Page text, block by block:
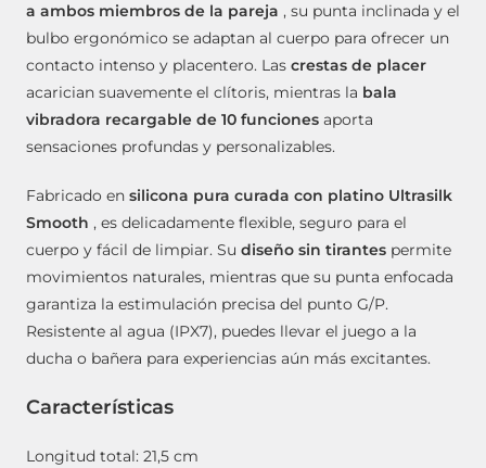
a ambos miembros de la pareja , su punta inclinada y el
bulbo ergonómico se adaptan al cuerpo para ofrecer un
contacto intenso y placentero. Las crestas de placer
acarician suavemente el clítoris, mientras la bala
vibradora recargable de 10 funciones aporta
sensaciones profundas y personalizables.
Fabricado en silicona pura curada con platino Ultrasilk
Smooth , es delicadamente flexible, seguro para el
cuerpo y fácil de limpiar. Su diseño sin tirantes permite
movimientos naturales, mientras que su punta enfocada
garantiza la estimulación precisa del punto G/P.
Resistente al agua (IPX7), puedes llevar el juego a la
ducha o bañera para experiencias aún más excitantes.
Características
Longitud total: 21,5 cm